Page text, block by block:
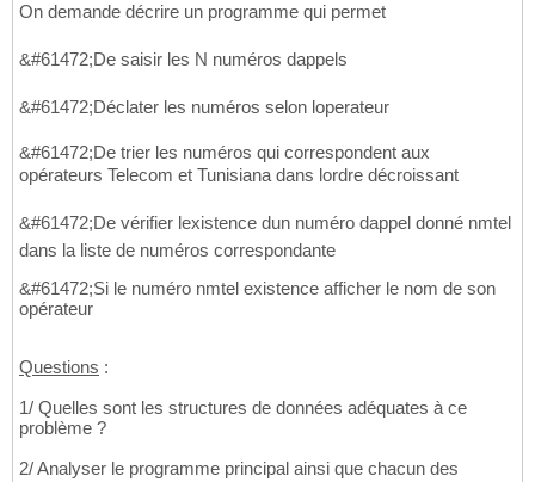
On demande décrire un programme qui permet
&#61472;De saisir les N numéros dappels
&#61472;Déclater les numéros selon loperateur
&#61472;De trier les numéros qui correspondent aux
opérateurs Telecom et Tunisiana dans lordre décroissant
&#61472;De vérifier lexistence dun numéro dappel donné nmtel
dans la liste de numéros correspondante
&#61472;Si le numéro nmtel existence afficher le nom de son
opérateur
Questions :
1/ Quelles sont les structures de données adéquates à ce
problème ?
2/ Analyser le programme principal ainsi que chacun des